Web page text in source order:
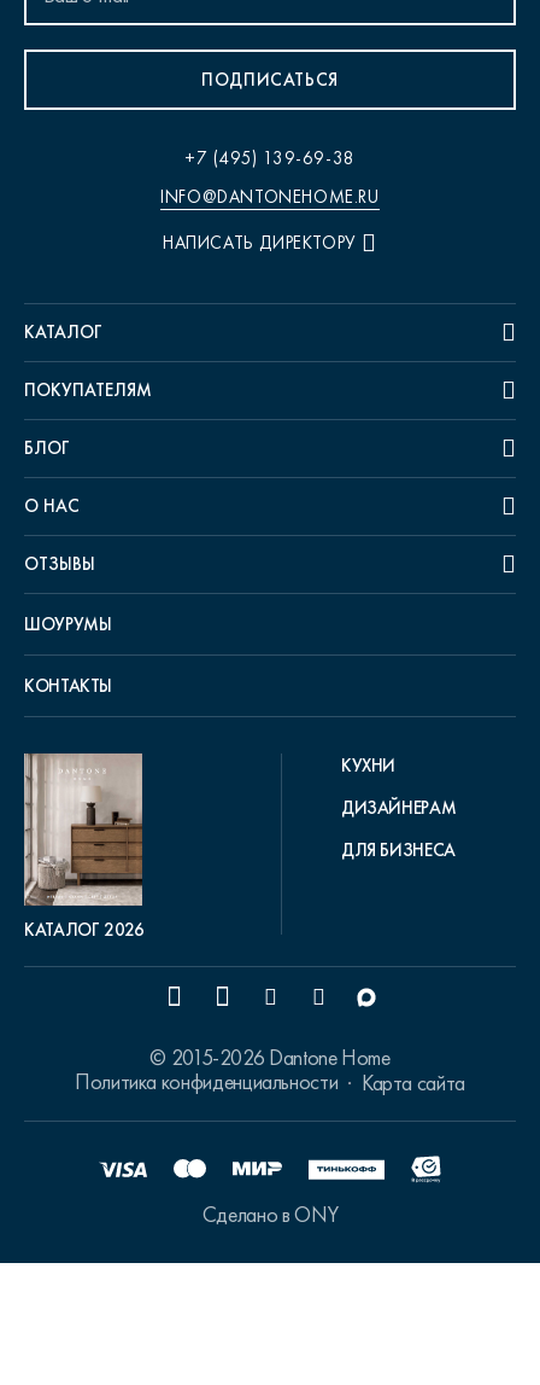
ПОДПИСАТЬСЯ
+7 (495) 139-69-38
INFO@DANTONEHOME.RU
НАПИСАТЬ ДИРЕКТОРУ
КАТАЛОГ
ПОКУПАТЕЛЯМ
БЛОГ
О НАС
ОТЗЫВЫ
ШОУРУМЫ
КОНТАКТЫ
КАТАЛОГ 2026
КУХНИ
ДИЗАЙНЕРАМ
ДЛЯ БИЗНЕСА
© 2015-2026 Dantone Home
Политика конфиденциальности
Карта сайта
Сделано в ONY